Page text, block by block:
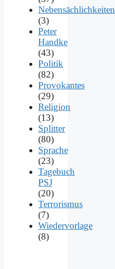
Nebensächlichkeiten
(3)
Peter
Handke
(43)
Politik
(82)
Provokantes
(29)
Religion
(13)
Splitter
(80)
Sprache
(23)
Tagebuch
PSJ
(20)
Terrorismus
(7)
Wiedervorlage
(8)